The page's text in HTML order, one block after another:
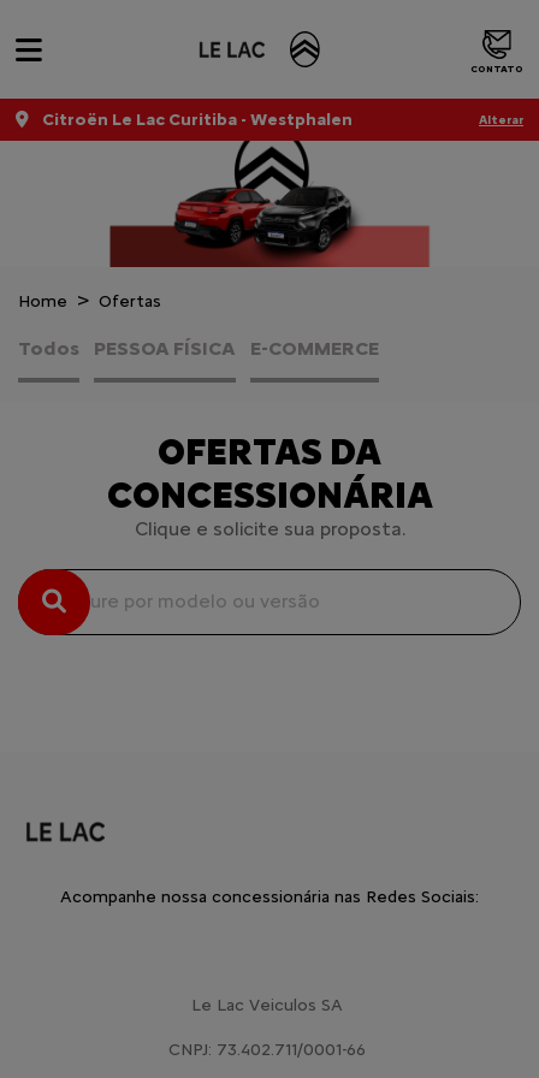
CONTATO
Citroën Le Lac Curitiba - Westphalen Alterar
Home Ofertas
Todos PESSOA FÍSICA E-COMMERCE
OFERTAS DA
CONCESSIONÁRIA
Clique e solicite sua proposta.
Acompanhe nossa concessionária nas Redes Sociais:
Le Lac Veiculos SA
CNPJ: 73.402.711/0001-66